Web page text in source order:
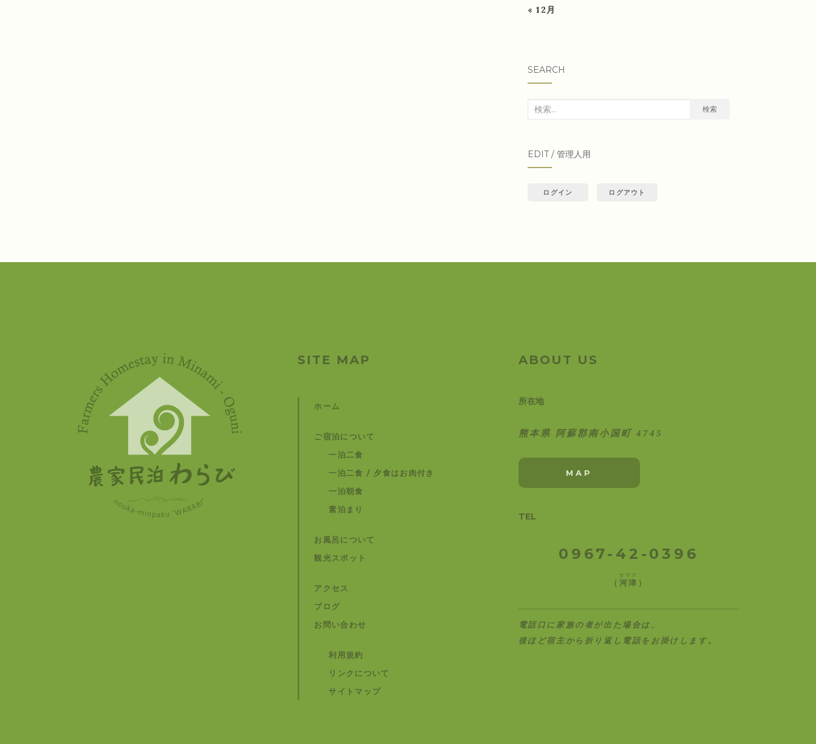
« 12月
SEARCH
検
象:
検索
EDIT / 管理人用
ログイン ログアウト
SITE MAP
ホーム
ご宿泊について
一泊二食
一泊二食 / 夕食はお肉付き
一泊朝食
素泊まり
お風呂について
観光スポット
アクセス
ブログ
お問い合わせ
利用規約
リンクについて
サイトマップ
ABOUT US
所在地
熊本県 阿蘇郡南小国町 4745
MAP
TEL
0967-42-0396
（ 河津
カワヅ
）
電話口に家族の者が出た場合は、
後ほど宿主から折り返し電話をお掛けします。